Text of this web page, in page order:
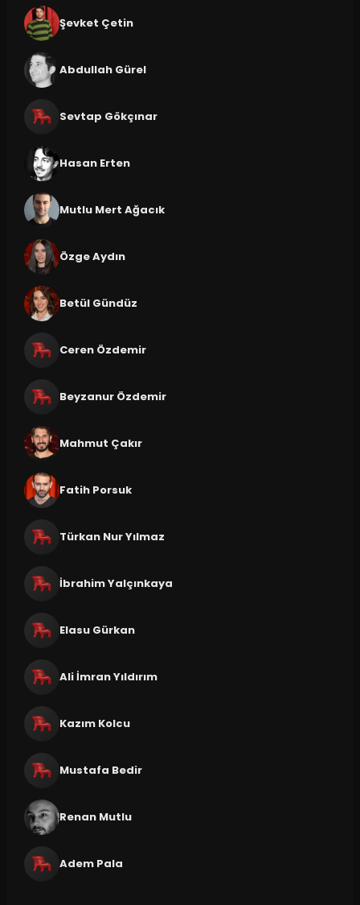
Şevket Çetin
Abdullah Gürel
Sevtap Gökçınar
Hasan Erten
Mutlu Mert Ağacık
Özge Aydın
Betül Gündüz
Ceren Özdemir
Beyzanur Özdemir
Mahmut Çakır
Fatih Porsuk
Türkan Nur Yılmaz
İbrahim Yalçınkaya
Elasu Gürkan
Ali İmran Yıldırım
Kazım Kolcu
Mustafa Bedir
Renan Mutlu
Adem Pala